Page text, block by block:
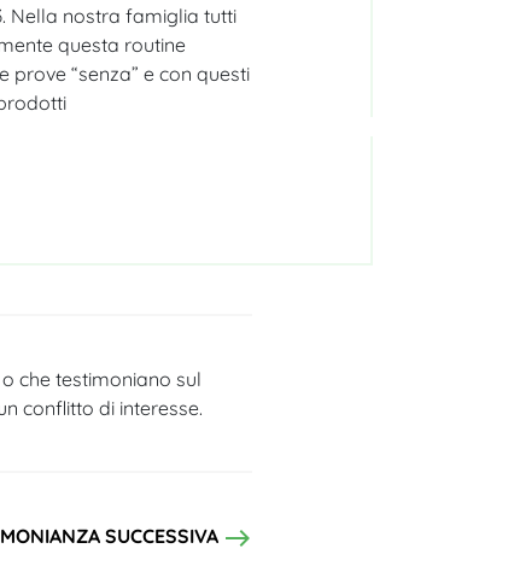
Nella nostra famiglia tutti
questa routine
“senza” e con questi
che testimoniano sul
conflitto di interesse.
SUCCESSIVA east